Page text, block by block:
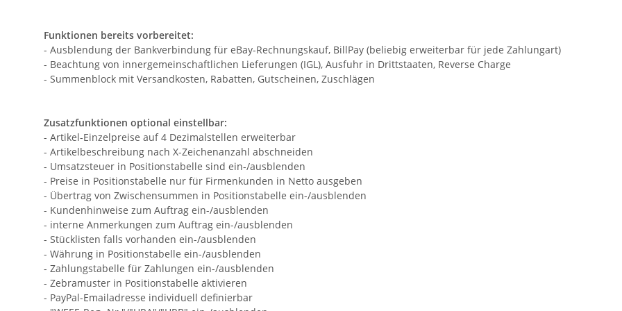
Funktionen bereits vorbereitet:
- Ausblendung der Bankverbindung für eBay-Rechnungskauf, BillPay (beliebig erweiterbar für jede Zahlungart)
- Beachtung von innergemeinschaftlichen Lieferungen (IGL), Ausfuhr in Drittstaaten, Reverse Charge
- Summenblock mit Versandkosten, Rabatten, Gutscheinen, Zuschlägen
Zusatzfunktionen optional einstellbar:
- Artikel-Einzelpreise auf 4 Dezimalstellen erweiterbar
- Artikelbeschreibung nach X-Zeichenanzahl abschneiden
- Umsatzsteuer in Positionstabelle sind ein-/ausblenden
- Preise in Positionstabelle nur für Firmenkunden in Netto ausgeben
- Übertrag von Zwischensummen in Positionstabelle ein-/ausblenden
- Kundenhinweise zum Auftrag ein-/ausblenden
- interne Anmerkungen zum Auftrag ein-/ausblenden
- Stücklisten falls vorhanden ein-/ausblenden
- Währung in Positionstabelle ein-/ausblenden
- Zahlungstabelle für Zahlungen ein-/ausblenden
- Zebramuster in Positionstabelle aktivieren
- PayPal-Emailadresse individuell definierbar